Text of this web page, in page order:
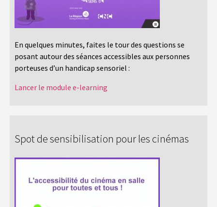
En quelques minutes, faites le tour des questions se
posant autour des séances accessibles aux personnes
porteuses d’un handicap sensoriel :
Lancer le module e-learning
Spot de sensibilisation pour les cinémas